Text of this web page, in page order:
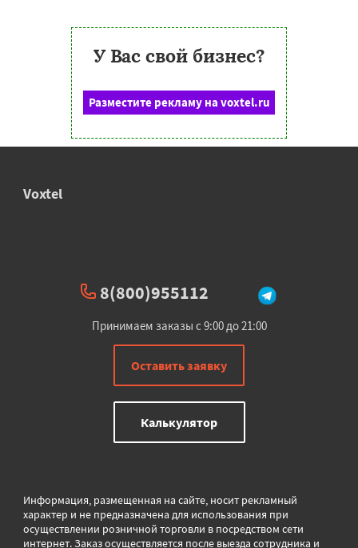
У Вас свой бизнес?
Разместите рекламу на voxtel.ru
Voxtel
8(800)955112
Принимаем заказы с 9:00 до 21:00
Оставить заявку
Калькулятор
Информация, размещенная на сайте, носит рекламный
характер и не предназначена для использования при
осуществлении розничной торговли в посредством сети
интернет. Заказ осуществляется после выезда сотрудника и